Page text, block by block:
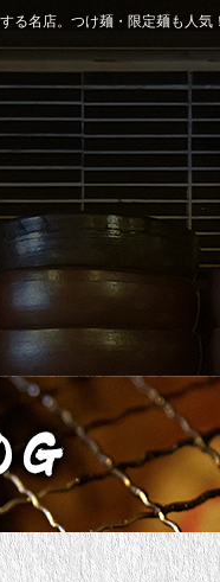
る名店。つけ麺・限定麺も人